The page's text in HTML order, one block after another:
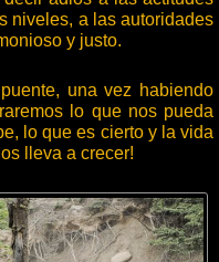
niveles, a las autoridades
y justo.
una vez habiendo
lo que nos pueda
lo que es cierto y la vida
lleva a crecer!